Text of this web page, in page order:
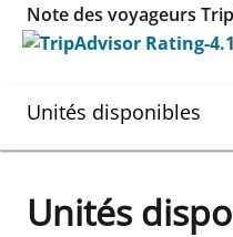
Note des voyageurs
Unités disponibles
Unités